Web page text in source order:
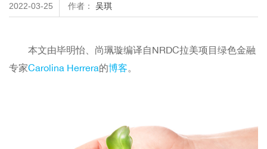
2022-03-25 作者： 吴琪
本文由毕明怡、尚珮璇编译自NRDC拉美项目绿色金融
专家Carolina Herrera的博客。